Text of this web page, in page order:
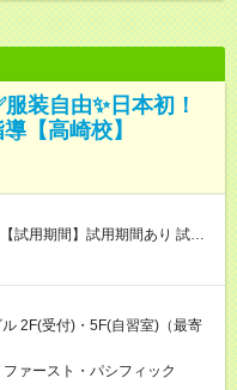
装自由✨日本初！
【高崎校】
給与に、本採用時と異なる部分
と同じです。 給与：時
2F(受付)・5F(自習室)（最寄
ァースト・パシフィック